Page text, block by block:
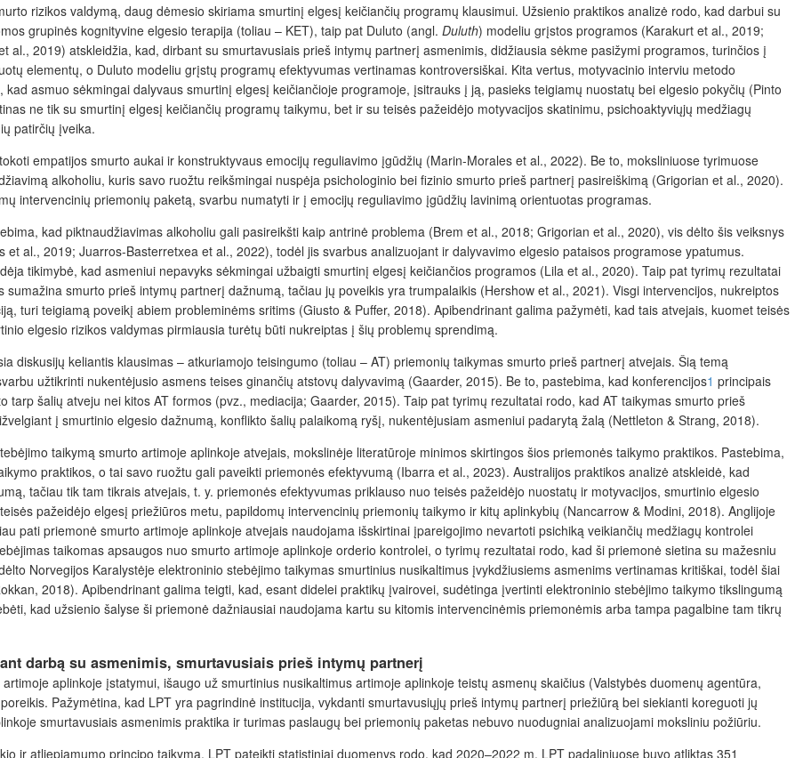
rizikos valdymą, daug dėmesio skiriama smurtinį elgesį keičiančių programų klausimui. Užsienio praktikos analizė rodo, kad darbui su
grupinės kognityvine elgesio terapija (toliau – KET), taip pat Duluto (angl. Duluth) modeliu grįstos programos (Karakurt et al., 2019;
al., 2019) atskleidžia, kad, dirbant su smurtavusiais prieš intymų partnerį asmenimis, didžiausia sėkme pasižymi programos, turinčios į
elementų, o Duluto modeliu grįstų programų efektyvumas vertinamas kontroversiškai. Kita vertus, motyvacinio interviu metodo
asmuo sėkmingai dalyvaus smurtinį elgesį keičiančioje programoje, įsitrauks į ją, pasieks teigiamų nuostatų bei elgesio pokyčių (Pinto
ne tik su smurtinį elgesį keičiančių programų taikymu, bet ir su teisės pažeidėjo motyvacijos skatinimu, psichoaktyviųjų medžiagų
patirčių įveika.
empatijos smurto aukai ir konstruktyvaus emocijų reguliavimo įgūdžių (Marin-Morales et al., 2022). Be to, moksliniuose tyrimuose
alkoholiu, kuris savo ruožtu reikšmingai nuspėja psichologinio bei fizinio smurto prieš partnerį pasireiškimą (Grigorian et al., 2020).
intervencinių priemonių paketą, svarbu numatyti ir į emocijų reguliavimo įgūdžių lavinimą orientuotas programas.
kad piktnaudžiavimas alkoholiu gali pasireikšti kaip antrinė problema (Brem et al., 2018; Grigorian et al., 2020), vis dėlto šis veiksnys
al., 2019; Juarros-Basterretxea et al., 2022), todėl jis svarbus analizuojant ir dalyvavimo elgesio pataisos programose ypatumus.
tikimybė, kad asmeniui nepavyks sėkmingai užbaigti smurtinį elgesį keičiančios programos (Lila et al., 2020). Taip pat tyrimų rezultatai
smurto prieš intymų partnerį dažnumą, tačiau jų poveikis yra trumpalaikis (Hershow et al., 2021). Visgi intervencijos, nukreiptos
turi teigiamą poveikį abiem probleminėms sritims (Giusto & Puffer, 2018). Apibendrinant galima pažymėti, kad tais atvejais, kuomet teisės
elgesio rizikos valdymas pirmiausia turėtų būti nukreiptas į šių problemų sprendimą.
diskusijų keliantis klausimas – atkuriamojo teisingumo (toliau – AT) priemonių taikymas smurto prieš partnerį atvejais. Šią temą
užtikrinti nukentėjusio asmens teises ginančių atstovų dalyvavimą (Gaarder, 2015). Be to, pastebima, kad konferencijos1 principais
šalių atveju nei kitos AT formos (pvz., mediacija; Gaarder, 2015). Taip pat tyrimų rezultatai rodo, kad AT taikymas smurto prieš
į smurtinio elgesio dažnumą, konflikto šalių palaikomą ryšį, nukentėjusiam asmeniui padarytą žalą (Nettleton & Strang, 2018).
taikymą smurto artimoje aplinkoje atvejais, mokslinėje literatūroje minimos skirtingos šios priemonės taikymo praktikos. Pastebima,
praktikos, o tai savo ruožtu gali paveikti priemonės efektyvumą (Ibarra et al., 2023). Australijos praktikos analizė atskleidė, kad
tačiau tik tam tikrais atvejais, t. y. priemonės efektyvumas priklauso nuo teisės pažeidėjo nuostatų ir motyvacijos, smurtinio elgesio
pažeidėjo elgesį priežiūros metu, papildomų intervencinių priemonių taikymo ir kitų aplinkybių (Nancarrow & Modini, 2018). Anglijoje
pati priemonė smurto artimoje aplinkoje atvejais naudojama išskirtinai įpareigojimo nevartoti psichiką veikiančių medžiagų kontrolei
taikomas apsaugos nuo smurto artimoje aplinkoje orderio kontrolei, o tyrimų rezultatai rodo, kad ši priemonė sietina su mažesniu
Norvegijos Karalystėje elektroninio stebėjimo taikymas smurtinius nusikaltimus įvykdžiusiems asmenims vertinamas kritiškai, todėl šiai
2018). Apibendrinant galima teigti, kad, esant didelei praktikų įvairovei, sudėtinga įvertinti elektroninio stebėjimo taikymo tikslingumą
kad užsienio šalyse ši priemonė dažniausiai naudojama kartu su kitomis intervencinėmis priemonėmis arba tampa pagalbine tam tikrų
darbą su asmenimis, smurtavusiais prieš intymų partnerį
aplinkoje įstatymui, išaugo už smurtinius nusikaltimus artimoje aplinkoje teistų asmenų skaičius (Valstybės duomenų agentūra,
Pažymėtina, kad LPT yra pagrindinė institucija, vykdanti smurtavusiųjų prieš intymų partnerį priežiūrą bei siekianti koreguoti jų
smurtavusiais asmenimis praktika ir turimas paslaugų bei priemonių paketas nebuvo nuodugniai analizuojami moksliniu požiūriu.
ir atliepiamumo principo taikymą, LPT pateikti statistiniai duomenys rodo, kad 2020–2022 m. LPT padaliniuose buvo atliktas 351